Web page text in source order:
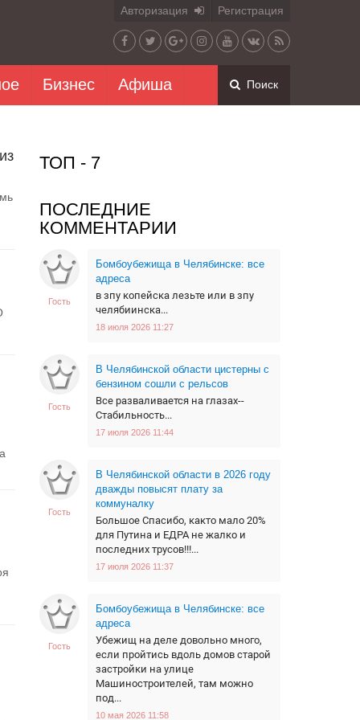
Авторизация Регистрация
Бизнес Афиша Поиск
ТОП - 7
ПОСЛЕДНИЕ
КОММЕНТАРИИ
Гость
Бомбоубежища в Челябинске: все
адреса
в зпу копейска лезьте или в зпу
челябиинска...
18 июля 2026 11:27
Гость
В Челябинской области цистерны с
бензином сошли с рельсов
Все разваливается на глазах--
Стабильность...
17 июля 2026 11:44
Гость
В Челябинской области в 2026 году
дважды повысят плату за
коммуналку
Большое Спасибо, както мало 20%
для Путина и ЕДРА не жалко и
последних трусов!!!...
17 июля 2026 11:37
Гость
Бомбоубежища в Челябинске: все
адреса
Убежищ на деле довольно много,
если пройтись вдоль домов старой
застройки на улице
Машиностроителей, там можно
под...
10 мая 2026 11:58